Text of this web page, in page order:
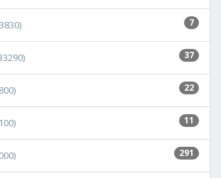
7
37
22
11
291